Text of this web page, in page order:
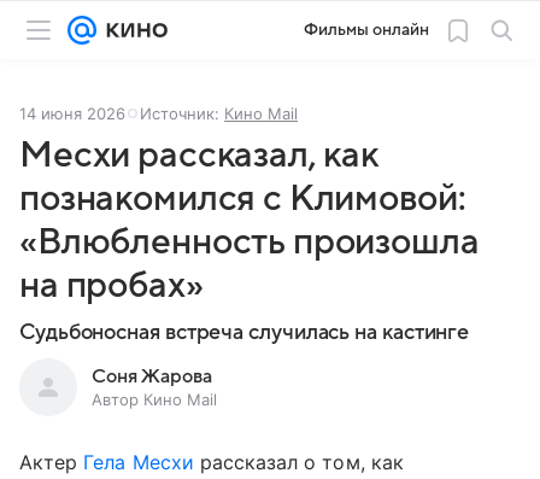
Фильмы онлайн
14 июня 2026 Источник: Кино Mail
Месхи рассказал, как
познакомился с Климовой:
«Влюбленность произошла
на пробах»
Судьбоносная встреча случилась на кастинге
Соня Жарова
Автор Кино Mail
Актер Гела Месхи рассказал о том, как